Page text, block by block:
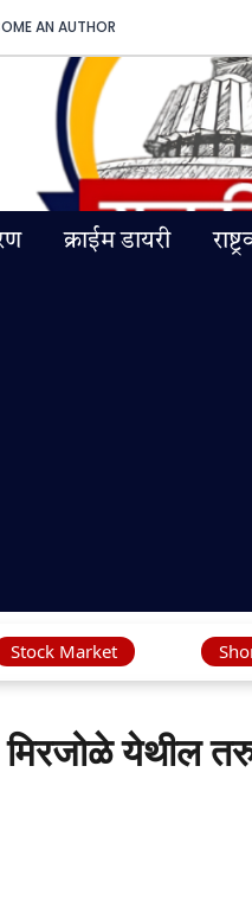
AN AUTHOR
क्राईम डायरी
Stock Market
येथील